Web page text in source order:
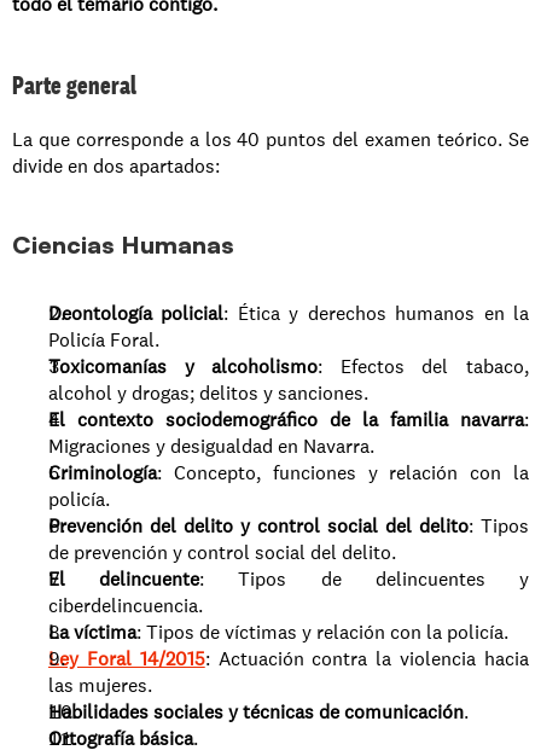
Parte general
La que corresponde a los 40 puntos del examen teórico. Se
divide en dos apartados:
Ciencias Humanas
Deontología policial: Ética y derechos humanos en la
Policía Foral.
Toxicomanías y alcoholismo: Efectos del tabaco,
alcohol y drogas; delitos y sanciones.
El contexto sociodemográfico de la familia navarra:
Migraciones y desigualdad en Navarra.
Criminología: Concepto, funciones y relación con la
policía.
Prevención del delito y control social del delito: Tipos
de prevención y control social del delito.
El delincuente: Tipos de delincuentes y
ciberdelincuencia.
La víctima: Tipos de víctimas y relación con la policía.
Ley Foral 14/2015: Actuación contra la violencia hacia
las mujeres.
Habilidades sociales y técnicas de comunicación.
Ortografía básica.